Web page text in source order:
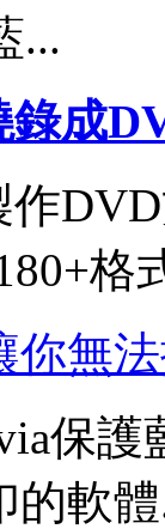
...
成
格
你無
保
的軟